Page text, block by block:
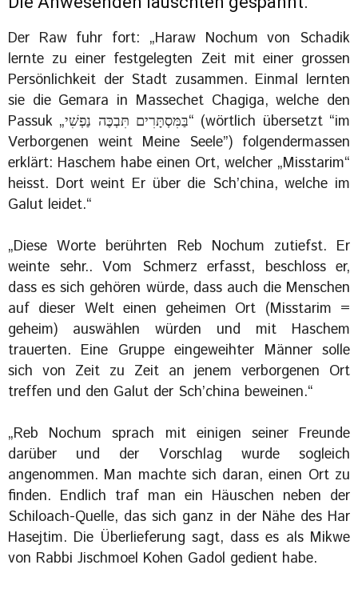
Der Raw fuhr fort: „Haraw Nochum von Schadik
lernte zu einer festgelegten Zeit mit einer grossen
Persönlichkeit der Stadt zusammen. Einmal lernten
sie die Gemara in Massechet Chagiga, welche den
Passuk „בַּמִּסְתָּרִים תִּבְכֶּה נַפְשִׁי“ (wörtlich übersetzt “im
Verborgenen weint Meine Seele”) folgendermassen
erklärt: Haschem habe einen Ort, welcher „Misstarim“
heisst. Dort weint Er über die Sch’china, welche im
Galut leidet.“
„Diese Worte berührten Reb Nochum zutiefst. Er
weinte sehr.. Vom Schmerz erfasst, beschloss er,
dass es sich gehören würde, dass auch die Menschen
auf dieser Welt einen geheimen Ort (Misstarim =
geheim) auswählen würden und mit Haschem
trauerten. Eine Gruppe eingeweihter Männer solle
sich von Zeit zu Zeit an jenem verborgenen Ort
treffen und den Galut der Sch’china beweinen.“
„Reb Nochum sprach mit einigen seiner Freunde
darüber und der Vorschlag wurde sogleich
angenommen. Man machte sich daran, einen Ort zu
finden. Endlich traf man ein Häuschen neben der
Schiloach-Quelle, das sich ganz in der Nähe des Har
Hasejtim. Die Überlieferung sagt, dass es als Mikwe
von Rabbi Jischmoel Kohen Gadol gedient habe.